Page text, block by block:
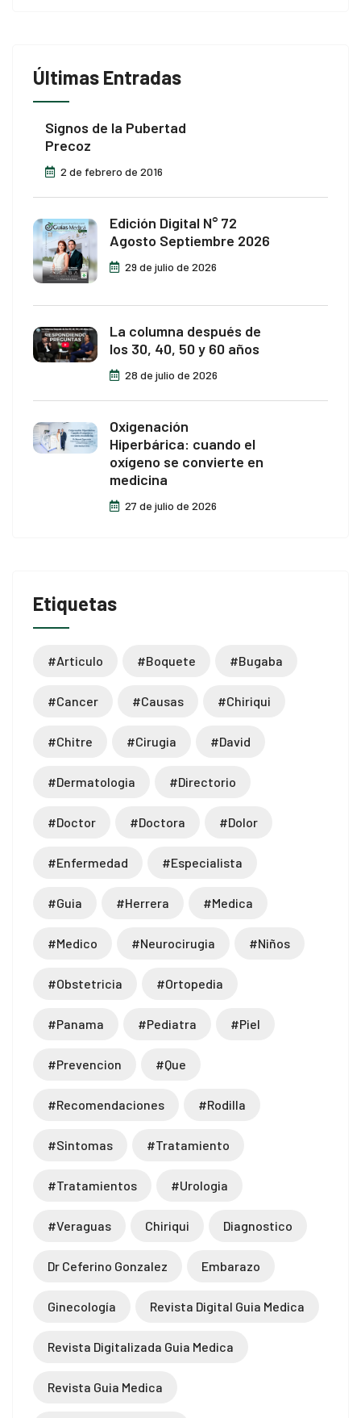
Últimas Entradas
Signos de la Pubertad
Precoz
2 de febrero de 2016
Edición Digital N° 72
Agosto Septiembre 2026
29 de julio de 2026
La columna después de
los 30, 40, 50 y 60 años
28 de julio de 2026
Oxigenación
Hiperbárica: cuando el
oxígeno se convierte en
medicina
27 de julio de 2026
Etiquetas
#articulo #boquete #bugaba
#cancer #causas #chiriqui
#chitre #cirugia #david
#dermatologia #directorio
#doctor #doctora #dolor
#enfermedad #especialista
#guia #herrera #medica
#medico #neurocirugia #niños
#obstetricia #ortopedia
#panama #pediatra #piel
#prevencion #que
#recomendaciones #rodilla
#sintomas #tratamiento
#tratamientos #urologia
#veraguas Chiriqui Diagnostico
Dr Ceferino Gonzalez Embarazo
Ginecología Revista Digital Guia Medica
Revista Digitalizada Guia Medica
Revista Guia Medica